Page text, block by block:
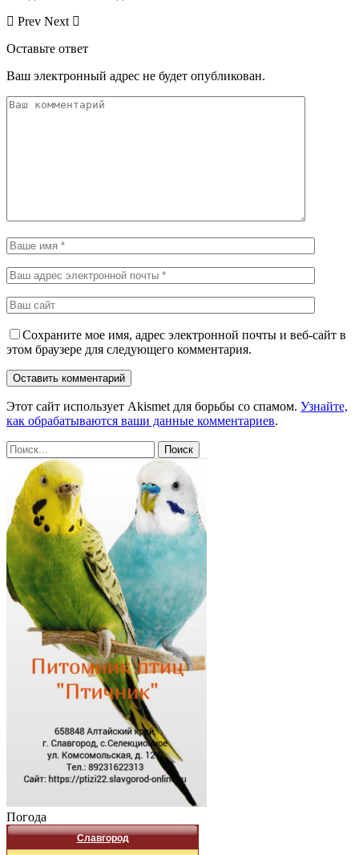
Prev Next
Оставьте ответ
Ваш электронный адрес не будет опубликован.
Сохраните мое имя, адрес электронной почты и веб-сайт в
этом браузере для следующего комментария.
Этот сайт использует Akismet для борьбы со спамом. Узнайте,
как обрабатываются ваши данные комментариев.
Погода
Славгород